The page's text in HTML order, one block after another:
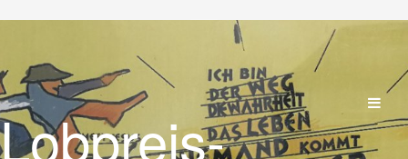
Lobpreis-